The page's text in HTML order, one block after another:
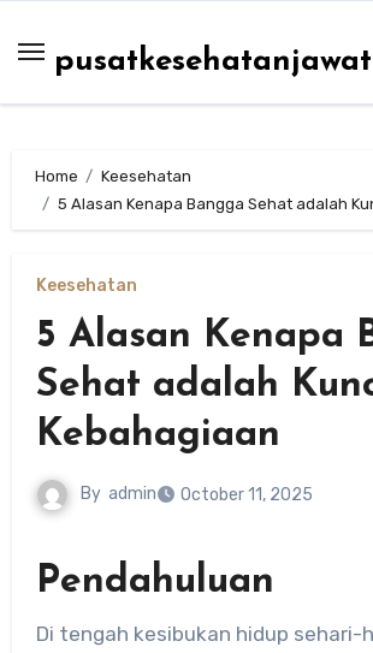
content
Home
Keesehatan
5 Alasan Kenapa Bangga Sehat adalah
Keesehatan
5 Alasan Kenapa
Sehat adalah
Kebahagiaan
By admin October 11, 2025
Pendahuluan
Di tengah kesibukan hidup sehari-hari, sering